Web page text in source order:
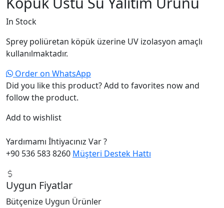
In Stock
Sprey poliüretan köpük üzerine UV izolasyon amaçlı
kullanılmaktadır.
Order on WhatsApp
Did you like this product? Add to favorites now and
follow the product.
Add to wishlist
Yardımamı İhtiyacınız Var ?
+90 536 583 8260 Müşteri Destek Hattı
Uygun Fiyatlar
Bütçenize Uygun Ürünler